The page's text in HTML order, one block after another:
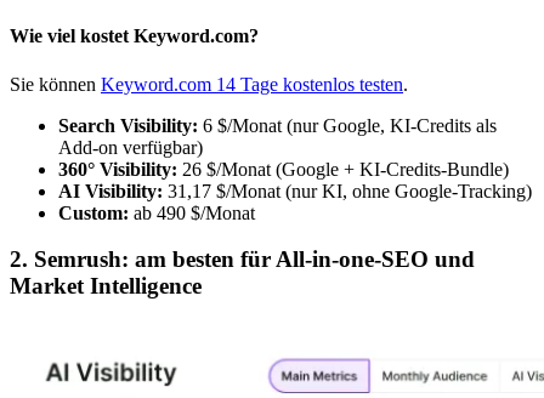
Wie viel kostet Keyword.com?
Sie können Keyword.com 14 Tage kostenlos testen.
Search Visibility: 6 $/Monat (nur Google, KI-Credits als
Add-on verfügbar)
360° Visibility: 26 $/Monat (Google + KI-Credits-Bundle)
AI Visibility: 31,17 $/Monat (nur KI, ohne Google-Tracking)
Custom: ab 490 $/Monat
2. Semrush: am besten für All-in-one-SEO und
Market Intelligence